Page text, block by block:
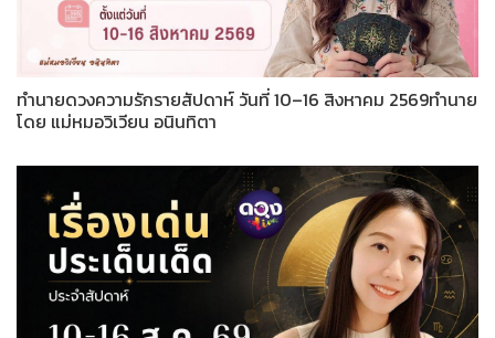
ทำนายดวงความรักรายสัปดาห์ วันที่ 10–16 สิงหาคม 2569ทำนาย
โดย แม่หมอวิเวียน อนินทิตา